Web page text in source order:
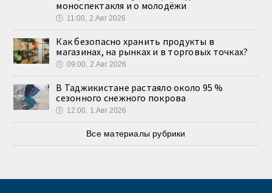
моноспектакля и о молодёжи
🕔 11:00, 2.Авг 2026
Как безопасно хранить продукты в
магазинах, на рынках и в торговых точках?
🕔 09:00, 2.Авг 2026
В Таджикистане растаяло около 95 %
сезонного снежного покрова
🕔 12:00, 1.Авг 2026
Все материалы рубрики